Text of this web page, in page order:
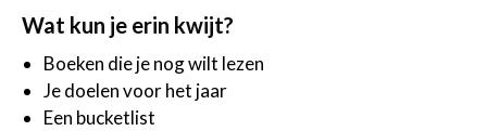
Wat kun je erin kwijt?
Boeken die je nog wilt lezen
Je doelen voor het jaar
Een bucketlist